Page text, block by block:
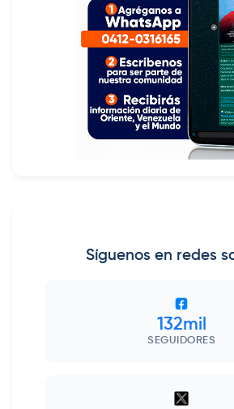
Síguenos en redes
132mil
SEGUIDORES